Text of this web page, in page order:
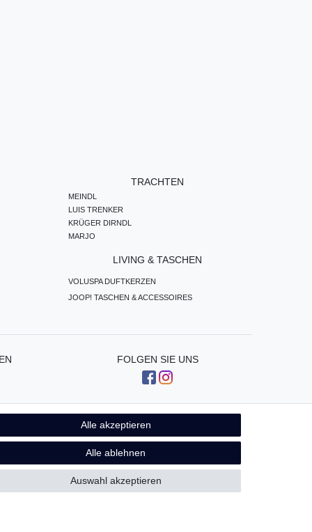
TRACHTEN
MEINDL
LUIS TRENKER
KRÜGER DIRNDL
MARJO
LIVING & TASCHEN
VOLUSPA DUFTKERZEN
JOOP! TASCHEN & ACCESSOIRES
FOLGEN SIE UNS
Alle akzeptieren
Alle ablehnen
Auswahl akzeptieren